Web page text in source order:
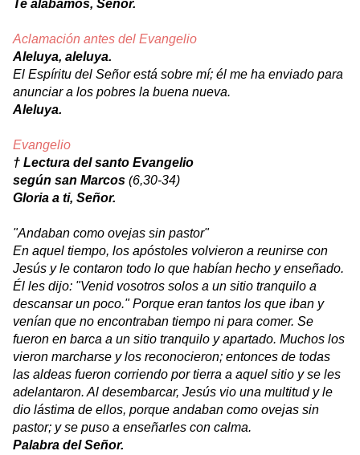
Te alabamos, Señor.
Aclamación antes del Evangelio
Aleluya, aleluya.
El Espíritu del Señor está sobre mí; él me ha enviado para
anunciar a los pobres la buena nueva.
Aleluya.
Evangelio
† Lectura del santo Evangelio
según san Marcos (6,30-34)
Gloria a ti, Señor.
"Andaban como ovejas sin pastor"
En aquel tiempo, los apóstoles volvieron a reunirse con
Jesús y le contaron todo lo que habían hecho y enseñado.
Él les dijo: "Venid vosotros solos a un sitio tranquilo a
descansar un poco." Porque eran tantos los que iban y
venían que no encontraban tiempo ni para comer. Se
fueron en barca a un sitio tranquilo y apartado. Muchos los
vieron marcharse y los reconocieron; entonces de todas
las aldeas fueron corriendo por tierra a aquel sitio y se les
adelantaron. Al desembarcar, Jesús vio una multitud y le
dio lástima de ellos, porque andaban como ovejas sin
pastor; y se puso a enseñarles con calma.
Palabra del Señor.